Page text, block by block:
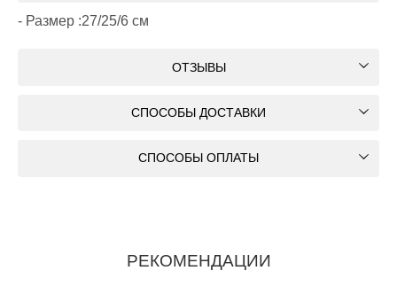
- Размер :27/25/6 см
ОТЗЫВЫ
СПОСОБЫ ДОСТАВКИ
СПОСОБЫ ОПЛАТЫ
РЕКОМЕНДАЦИИ